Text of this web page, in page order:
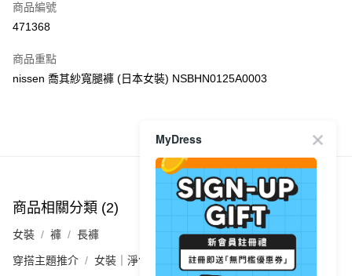
Apple Pay
PayMe
每筆HK$40.00，滿HK$350.00或以上免運費
付款後順豐站及營業點
每筆HK$40.00，滿HK$350.00或以上免運費
付款後順豐合作便利店
商品編號
471368
商品重點
nissen 喬其紗寬腿褲 (日本女裝) NSBHN0125A0003
商品推薦
商品相關分類 (2)
女裝 褲 長褲
穿搭主題推介 女裝｜淨色基礎單品🩶簡約控必入
MyDress